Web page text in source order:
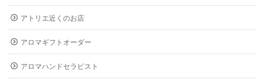
アトリエ近くのお店
アロマギフトオーダー
アロマハンドセラピスト